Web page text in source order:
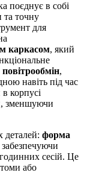
поєднує в собі
та точну
для
каркасом, який
повітрообмін,
навіть під час
корпусі
зменшуючи
форма
забезпечуючи
сесій. Це
або